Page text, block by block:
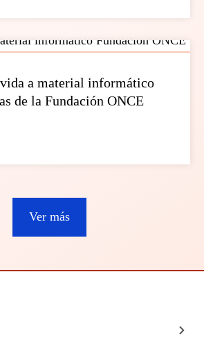
vida a material informático
de la Fundación ONCE
Ver más